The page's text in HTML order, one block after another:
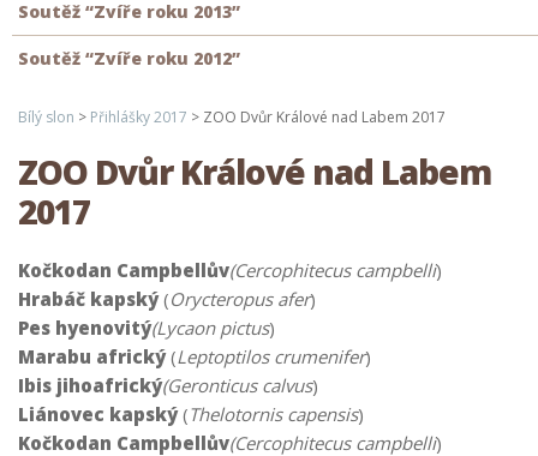
Soutěž “Zvíře roku 2013”
Soutěž “Zvíře roku 2012”
Bílý slon > Přihlášky 2017 > ZOO Dvůr Králové nad Labem 2017
ZOO Dvůr Králové nad Labem
2017
Kočkodan Campbellův(Cercophitecus campbelli)
Hrabáč kapský(Orycteropus afer)
Pes hyenovitý(Lycaon pictus)
Marabu africký(Leptoptilos crumenifer)
Ibis jihoafrický(Geronticus calvus)
Liánovec kapský(Thelotornis capensis)
Kočkodan Campbellův(Cercophitecus campbelli)